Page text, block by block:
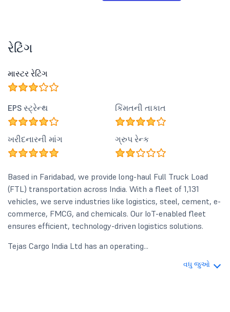
રેટિંગ
માસ્ટર રેટિંગ
EPS સ્ટ્રેન્થ કિંમતની તાકાત
ખરીદનારની માંગ ગ્રુપ રેન્ક
Based in Faridabad, we provide long-haul Full Truck Load
(FTL) transportation across India. With a fleet of 1,131
vehicles, we serve industries like logistics, steel, cement, e-
commerce, FMCG, and chemicals. Our IoT-enabled fleet
ensures efficient, technology-driven logistics solutions.
Tejas Cargo India Ltd has an operating...
વધુ જુઓ